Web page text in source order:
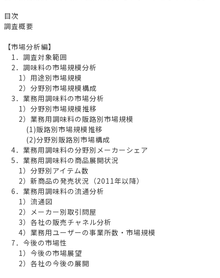
目次
調査概要
【市場分析編】
1．調査対象範囲
2．調味料の市場規模分析
1）用途別市場規模
2）分野別市場規模構成
3．業務用調味料の市場分析
1）分野別市場規模推移
2）業務用調味料の販路別市場規模
(1)販路別市場規模推移
(2)分野別販路別市場構成
4．業務用調味料の分野別メーカーシェア
5．業務用調味料の商品展開状況
1）分野別アイテム数
2）新商品の発売状況（2011年以降）
6．業務用調味料の流通分析
1）流通図
2）メーカー別取引問屋
3）各社の販売チャネル分析
4）業務用ユーザーの事業所数・市場規模
7．今後の市場性
1）今後の市場展望
2）各社の今後の展開